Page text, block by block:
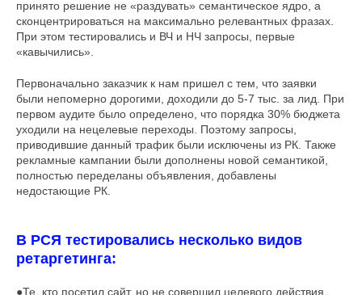
принято решение не «раздувать» семантическое ядро, а
сконцентрироваться на максимально релевантных фразах.
При этом тестировались и ВЧ и НЧ запросы, первые
«кавычились».
Первоначально заказчик к нам пришел с тем, что заявки
были непомерно дорогими, доходили до 5-7 тыс. за лид. При
первом аудите было определено, что порядка 30% бюджета
уходили на нецелевые переходы. Поэтому запросы,
приводившие данный трафик были исключены из РК. Также
рекламные кампании были дополнены новой семантикой,
полностью переделаны объявления, добавлены
недостающие РК.
В РСЯ тестировались несколько видов
ретаргетинга:
●Те, кто посетил сайт, но не совершил целевого действия.